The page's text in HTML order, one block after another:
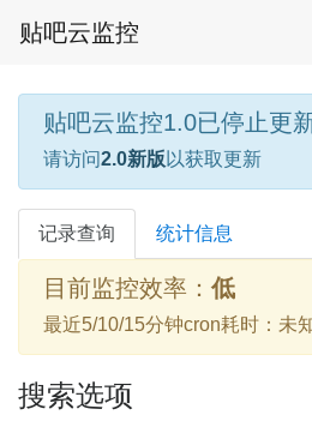
贴吧云监控
贴吧云监控1.0已停止更
请访问2.0新版 以获取更新
记录查询 统计信息
目前监控效率： 低
最近5/10/15分钟cron耗时：未
搜索选项